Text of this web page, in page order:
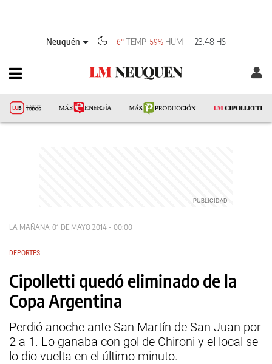
Neuquén 6° TEMP 59% HUM 23:48 HS
LA MAÑANA 01 DE MAYO 2014 - 00:00
DEPORTES
Cipolletti quedó eliminado de la
Copa Argentina
Perdió anoche ante San Martín de San Juan por
2 a 1. Lo ganaba con gol de Chironi y el local se
lo dio vuelta en el último minuto.